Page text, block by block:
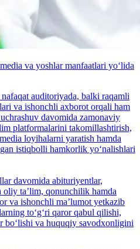
va yoshlar manfaatlari yo‘lida
auditoriyada, balki raqamli
va ishonchli axborot orqali ham
davomida zamonaviy
platformalarini takomillashtirish,
loyihalarni yaratish hamda
istiqbolli hamkorlik yo‘nalishlari
davomida abituriyentlar,
taʼlim, qonunchilik hamda
va ishonchli maʼlumot yetkazib
to‘g‘ri qaror qabul qilishi,
bo‘lishi va huquqiy savodxonligini